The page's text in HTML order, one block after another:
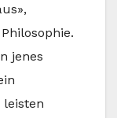
jenes
leisten